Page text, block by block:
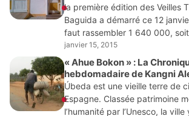
la première édition des Veilles
Baguida a démarré ce 12
faut rassembler 1 640 000,
janvier 15, 2015
« Ahue Bokon » : La
hebdomadaire de Kangni
Úbeda est une vieille terre de
Espagne. Classée patrimoine
l’humanité par l’Unesco, la